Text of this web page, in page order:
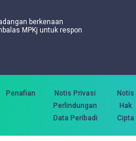
berkenaan
MPKj untuk respon
Penafian
Notis Privasi
Perlindungan
Data Peribadi
Notis
Hak
Cipta